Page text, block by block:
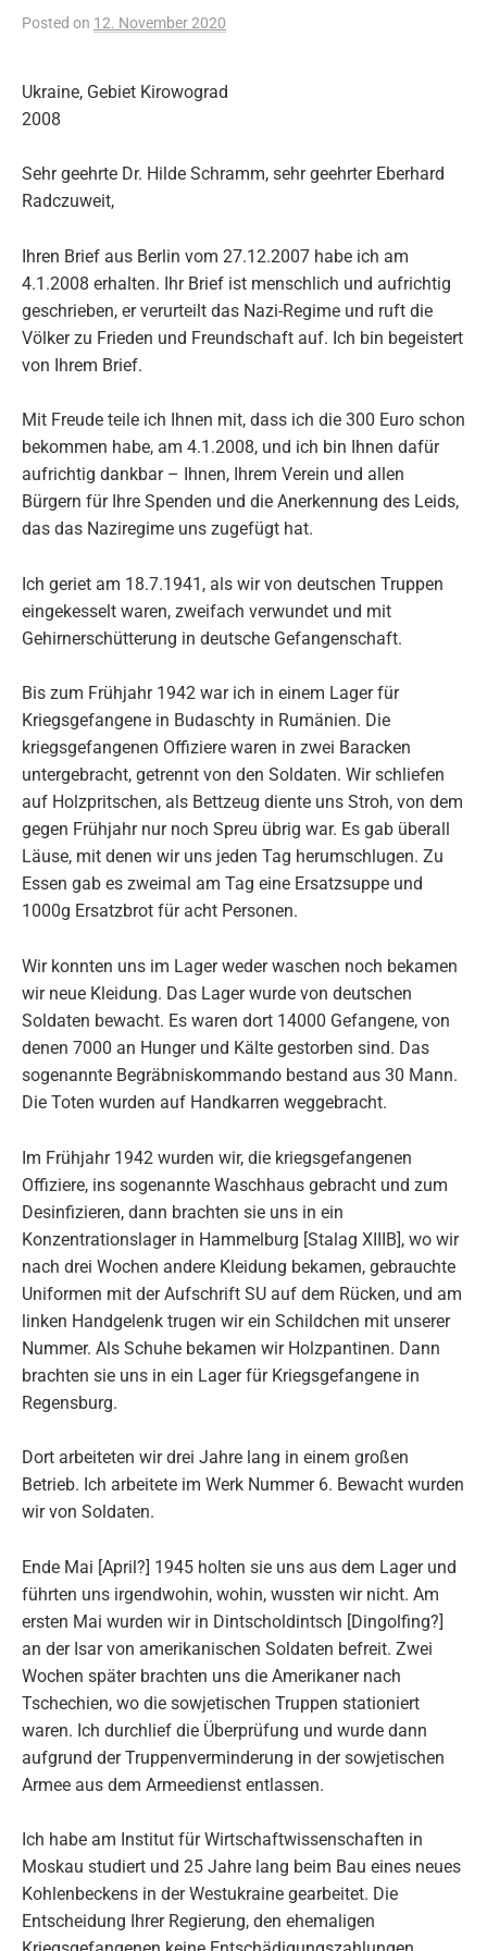
Posted on 12. November 2020
Ukraine, Gebiet Kirowograd
2008
Sehr geehrte Dr. Hilde Schramm, sehr geehrter Eberhard
Radczuweit,
Ihren Brief aus Berlin vom 27.12.2007 habe ich am
4.1.2008 erhalten. Ihr Brief ist menschlich und aufrichtig
geschrieben, er verurteilt das Nazi-Regime und ruft die
Völker zu Frieden und Freundschaft auf. Ich bin begeistert
von Ihrem Brief.
Mit Freude teile ich Ihnen mit, dass ich die 300 Euro schon
bekommen habe, am 4.1.2008, und ich bin Ihnen dafür
aufrichtig dankbar – Ihnen, Ihrem Verein und allen
Bürgern für Ihre Spenden und die Anerkennung des Leids,
das das Naziregime uns zugefügt hat.
Ich geriet am 18.7.1941, als wir von deutschen Truppen
eingekesselt waren, zweifach verwundet und mit
Gehirnerschütterung in deutsche Gefangenschaft.
Bis zum Frühjahr 1942 war ich in einem Lager für
Kriegsgefangene in Budaschty in Rumänien. Die
kriegsgefangenen Offiziere waren in zwei Baracken
untergebracht, getrennt von den Soldaten. Wir schliefen
auf Holzpritschen, als Bettzeug diente uns Stroh, von dem
gegen Frühjahr nur noch Spreu übrig war. Es gab überall
Läuse, mit denen wir uns jeden Tag herumschlugen. Zu
Essen gab es zweimal am Tag eine Ersatzsuppe und
1000g Ersatzbrot für acht Personen.
Wir konnten uns im Lager weder waschen noch bekamen
wir neue Kleidung. Das Lager wurde von deutschen
Soldaten bewacht. Es waren dort 14000 Gefangene, von
denen 7000 an Hunger und Kälte gestorben sind. Das
sogenannte Begräbniskommando bestand aus 30 Mann.
Die Toten wurden auf Handkarren weggebracht.
Im Frühjahr 1942 wurden wir, die kriegsgefangenen
Offiziere, ins sogenannte Waschhaus gebracht und zum
Desinfizieren, dann brachten sie uns in ein
Konzentrationslager in Hammelburg [Stalag XIIIB], wo wir
nach drei Wochen andere Kleidung bekamen, gebrauchte
Uniformen mit der Aufschrift SU auf dem Rücken, und am
linken Handgelenk trugen wir ein Schildchen mit unserer
Nummer. Als Schuhe bekamen wir Holzpantinen. Dann
brachten sie uns in ein Lager für Kriegsgefangene in
Regensburg.
Dort arbeiteten wir drei Jahre lang in einem großen
Betrieb. Ich arbeitete im Werk Nummer 6. Bewacht wurden
wir von Soldaten.
Ende Mai [April?] 1945 holten sie uns aus dem Lager und
führten uns irgendwohin, wohin, wussten wir nicht. Am
ersten Mai wurden wir in Dintscholdintsch [Dingolfing?]
an der Isar von amerikanischen Soldaten befreit. Zwei
Wochen später brachten uns die Amerikaner nach
Tschechien, wo die sowjetischen Truppen stationiert
waren. Ich durchlief die Überprüfung und wurde dann
aufgrund der Truppenverminderung in der sowjetischen
Armee aus dem Armeedienst entlassen.
Ich habe am Institut für Wirtschaftwissenschaften in
Moskau studiert und 25 Jahre lang beim Bau eines neues
Kohlenbeckens in der Westukraine gearbeitet. Die
Entscheidung Ihrer Regierung, den ehemaligen